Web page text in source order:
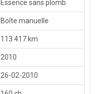
Essence sans plomb
Boîte manuelle
113 417 km
2010
26-02-2010